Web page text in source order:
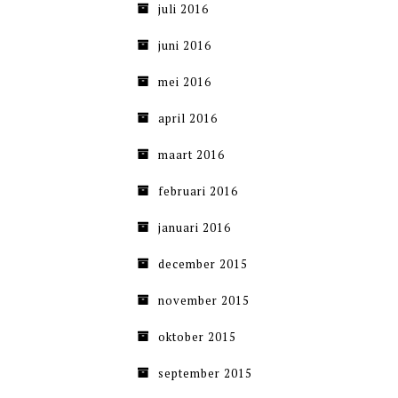
juli 2016
juni 2016
mei 2016
april 2016
maart 2016
februari 2016
januari 2016
december 2015
november 2015
oktober 2015
september 2015